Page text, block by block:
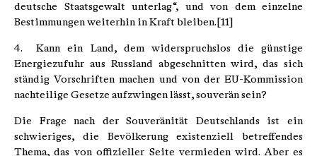
deutsche Staatsgewalt unterlag“, und von dem einzelne
Bestimmungen weiterhin in Kraft bleiben.[11]
4. Kann ein Land, dem widerspruchslos die günstige
Energiezufuhr aus Russland abgeschnitten wird, das sich
ständig Vorschriften machen und von der EU-Kommission
nachteilige Gesetze aufzwingen lässt, souverän sein?
Die Frage nach der Souveränität Deutschlands ist ein
schwieriges, die Bevölkerung existenziell betreffendes
Thema, das von offizieller Seite vermieden wird. Aber es